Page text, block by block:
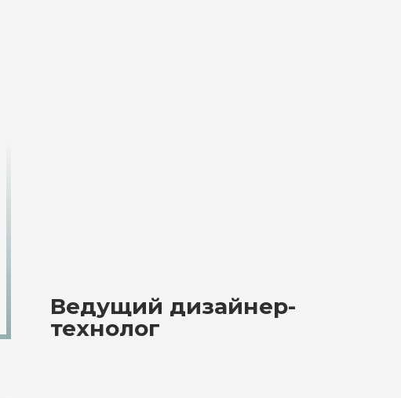
Ведущий дизайнер-
технолог